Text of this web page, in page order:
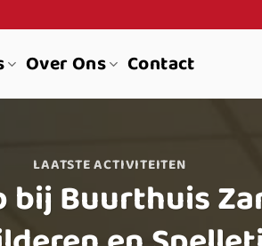
Over Ons Contact
LAATSTE ACTIVITEITEN
Buurthuis